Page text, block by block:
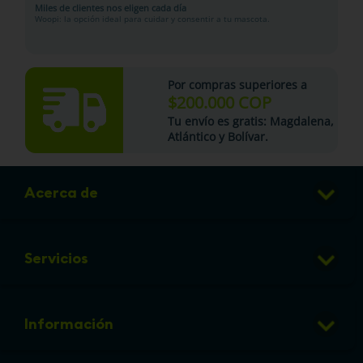
Miles de clientes nos eligen cada día
Woopi: la opción ideal para cuidar y consentir a tu mascota.
Por compras superiores a
$200.000 COP
Tu envío es gratis: Magdalena,
Atlántico y Bolívar.
Acerca de
Club de Puntos
Preguntas frecuentes
Servicios
Veterinaria
Información